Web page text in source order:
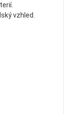
vzhled.